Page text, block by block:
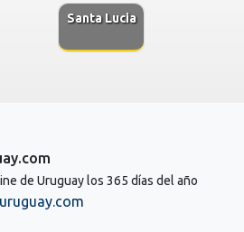
Santa Lucia
de Uruguay los 365 días del año